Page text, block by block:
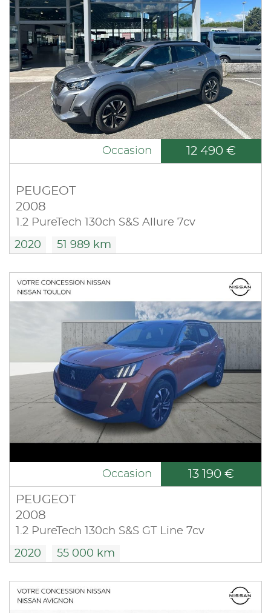
Occasion 12 490 €
PEUGEOT
2008
1.2 PureTech 130ch S&S Allure 7cv
2020 51 989 km
Occasion 13 190 €
PEUGEOT
2008
1.2 PureTech 130ch S&S GT Line 7cv
2020 55 000 km